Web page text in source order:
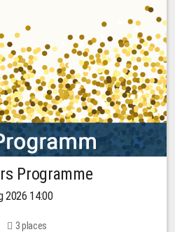
Programme
2026 14:00
3 places